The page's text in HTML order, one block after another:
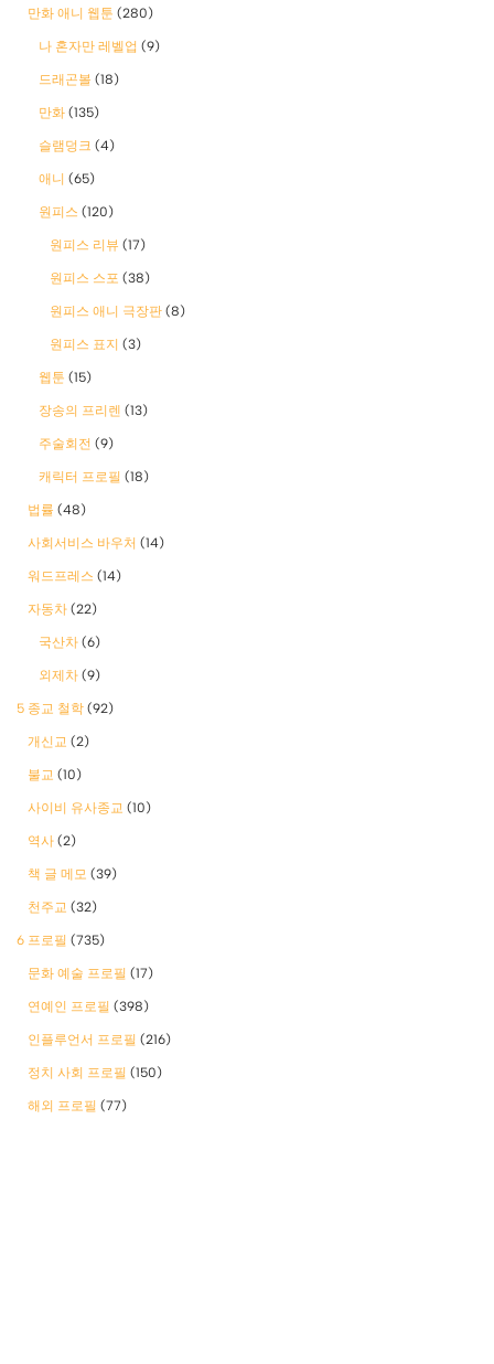
만화 애니 웹툰 (280)
나 혼자만 레벨업 (9)
드래곤볼 (18)
만화 (135)
슬램덩크 (4)
애니 (65)
원피스 (120)
원피스 리뷰 (17)
원피스 스포 (38)
원피스 애니 극장판 (8)
원피스 표지 (3)
웹툰 (15)
장송의 프리렌 (13)
주술회전 (9)
캐릭터 프로필 (18)
법률 (48)
사회서비스 바우처 (14)
워드프레스 (14)
자동차 (22)
국산차 (6)
외제차 (9)
5 종교 철학 (92)
개신교 (2)
불교 (10)
사이비 유사종교 (10)
역사 (2)
책 글 메모 (39)
천주교 (32)
6 프로필 (735)
문화 예술 프로필 (17)
연예인 프로필 (398)
인플루언서 프로필 (216)
정치 사회 프로필 (150)
해외 프로필 (77)